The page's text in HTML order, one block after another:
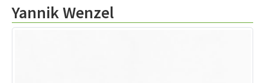
Yannik Wenzel